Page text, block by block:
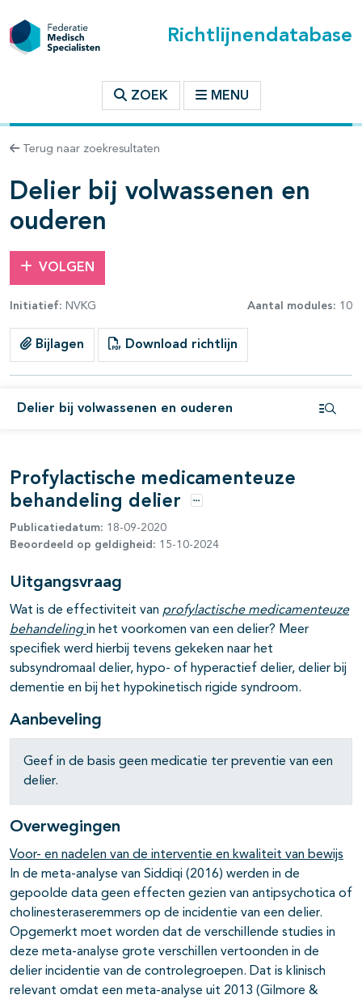
Richtlijnendatabase
ZOEK MENU
Terug naar zoekresultaten
Delier bij volwassenen en
ouderen
VOLGEN
Initiatief: NVKG Aantal modules: 10
Bijlagen Download richtlijn
Delier bij volwassenen en ouderen
binnen deze richtlijn
open- en dichtklappen
Profylactische medicamenteuze
behandeling delier
Opties
Publicatiedatum: 18-09-2020
Beoordeeld op geldigheid: 15-10-2024
Uitgangsvraag
Wat is de effectiviteit van profylactische medicamenteuze
behandeling in het voorkomen van een delier? Meer
specifiek werd hierbij tevens gekeken naar het
subsyndromaal delier, hypo- of hyperactief delier, delier bij
dementie en bij het hypokinetisch rigide syndroom.
Aanbeveling
Geef in de basis geen medicatie ter preventie van een
delier.
Overwegingen
Voor- en nadelen van de interventie en kwaliteit van bewijs
In de meta-analyse van Siddiqi (2016) werden in de
gepoolde data geen effecten gezien van antipsychotica of
cholinesteraseremmers op de incidentie van een delier.
Opgemerkt moet worden dat de verschillende studies in
deze meta-analyse grote verschillen vertoonden in de
delier incidentie van de controlegroepen. Dat is klinisch
relevant omdat een meta-analyse uit 2013 (Gilmore &